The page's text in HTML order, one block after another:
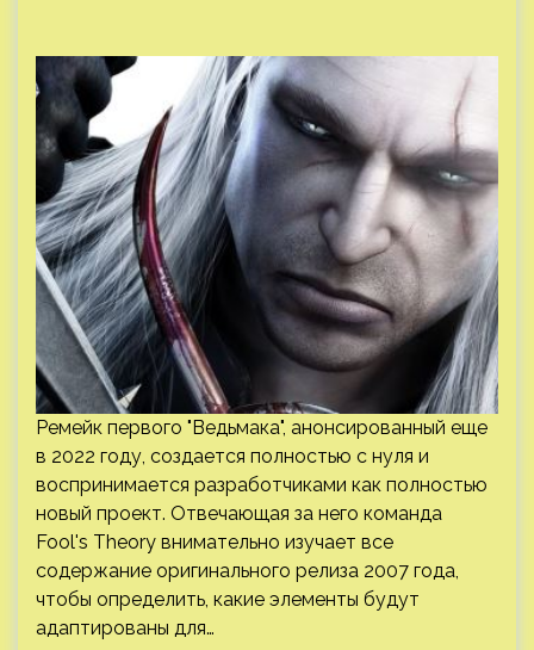
Ремейк первого "Ведьмака", анонсированный еще
в 2022 году, создается полностью с нуля и
воспринимается разработчиками как полностью
новый проект. Отвечающая за него команда
Fool's Theory внимательно изучает все
содержание оригинального релиза 2007 года,
чтобы определить, какие элементы будут
адаптированы для…